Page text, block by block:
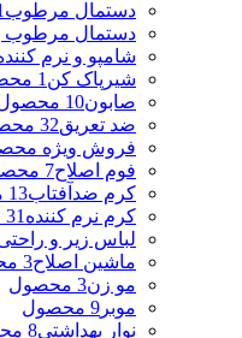
دستمال مرطوب 1
دستمال مرطوب
شامپو و نرم
شیرپاک کن 1 محصول
صابون10 محصول
ضد تعریق32 محصول
فروش ویژه
فوم اصلاح7 محصول
کرم ضدآفتاب13 محصول
کرم نرم کننده 31 محصول
لباس زیر و
ماشین اصلاح3 محصول
مو زن3 محصول
موبر 9 محصول
نوار بهداشتی8 محصول